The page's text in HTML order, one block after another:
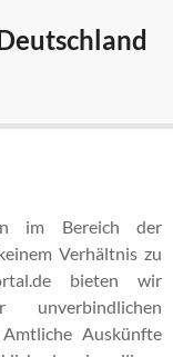
im Bereich der
Verhältnis zu
bieten wir
Auskünfte